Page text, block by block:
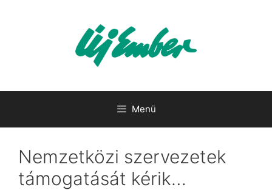
Menü
Nemzetközi szervezetek
támogatását kérik…